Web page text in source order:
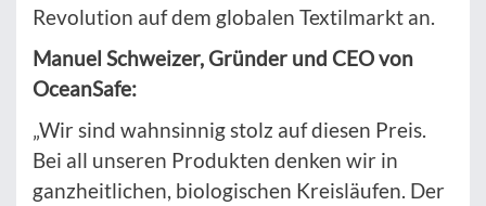
Revolution auf dem globalen Textilmarkt an.
Manuel Schweizer, Gründer und CEO von
OceanSafe:
„Wir sind wahnsinnig stolz auf diesen Preis.
Bei all unseren Produkten denken wir in
ganzheitlichen, biologischen Kreisläufen. Der